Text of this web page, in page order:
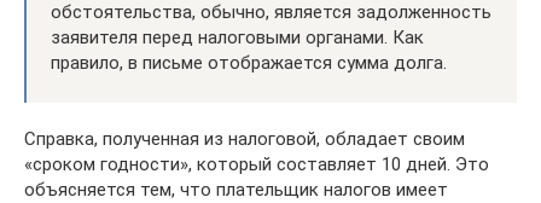
обстоятельства, обычно, является задолженность
заявителя перед налоговыми органами. Как
правило, в письме отображается сумма долга.
Справка, полученная из налоговой, обладает своим
«сроком годности», который составляет 10 дней. Это
объясняется тем, что плательщик налогов имеет